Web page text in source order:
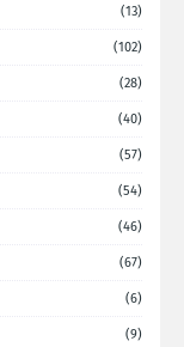
(13)
(102)
(28)
(40)
(57)
(54)
(46)
(67)
(6)
(9)